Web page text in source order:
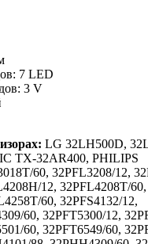
7 LED
3 V
LG 32LH500D,
TX-32AR400, PHILIPS
60, 32PFL3208/12,
12, 32PFL4208T/60,
60, 32PFS4132/12,
60, 32PFT5300/12,
60, 32PFT6549/60,